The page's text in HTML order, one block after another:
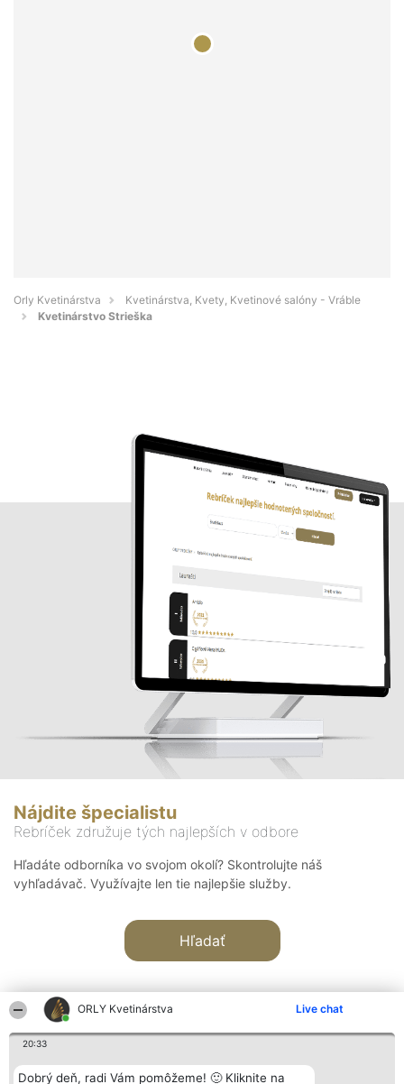
ORLY Kvetinárstva Live chat
20:33
Dobrý deň, radi Vám pomôžeme! 🙂 Kliknite na
Orly Kvetinárstva
Kvetinárstva, Kvety, Kvetinové salóny - Vráble
Kvetinárstvo Strieška
Nájdite špecialistu
Rebríček združuje tých najlepších v odbore
Hľadáte odborníka vo svojom okolí? Skontrolujte náš
vyhľadávač. Využívajte len tie najlepšie služby.
Hľadať
Organizátor hodnotenia Hodnotenie Kontakt